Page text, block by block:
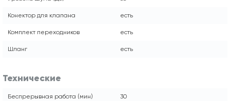
Конектор для клапана есть
Комплект переходников есть
Шланг есть
Технические
Беспрерывная работа (мин) 30